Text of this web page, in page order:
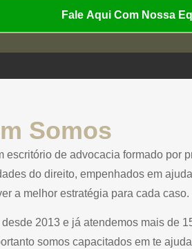
Fale Aqui Com Nossa
Somos
escritório de advocacia formado por
do direito, empenhados em
a melhor estratégia para cada caso.
desde 2013 e já atendemos mais de
somos capacitados em te